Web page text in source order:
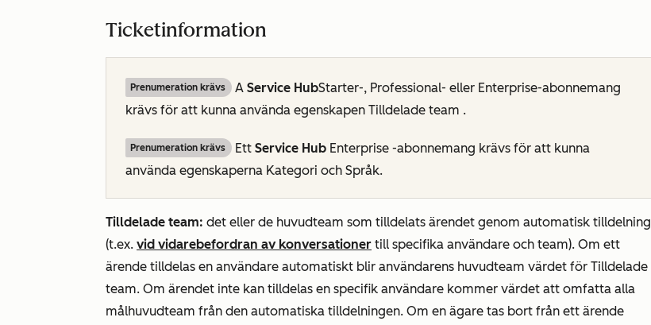
Ticketinformation
Prenumeration krävs A Service HubStarter-, Professional- eller Enterprise-abonnemang
krävs för att kunna använda egenskapen Tilldelade team .
Prenumeration krävs Ett Service Hub Enterprise -abonnemang krävs för att kunna
använda egenskaperna Kategori och Språk.
Tilldelade team: det eller de huvudteam som tilldelats ärendet genom automatisk tilldelning
(t.ex. vid vidarebefordran av konversationer till specifika användare och team). Om ett
ärende tilldelas en användare automatiskt blir användarens huvudteam värdet för Tilldelade
team. Om ärendet inte kan tilldelas en specifik användare kommer värdet att omfatta alla
målhuvudteam från den automatiska tilldelningen. Om en ägare tas bort från ett ärende